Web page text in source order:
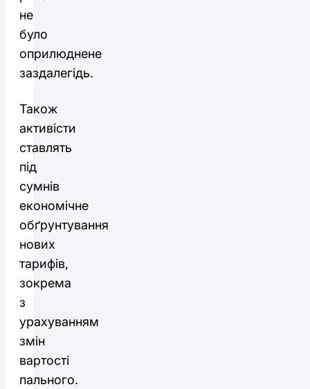
не
було
оприлюднене
заздалегідь.
Також
активісти
ставлять
під
сумнів
економічне
обґрунтування
нових
тарифів,
зокрема
з
урахуванням
змін
вартості
пального.